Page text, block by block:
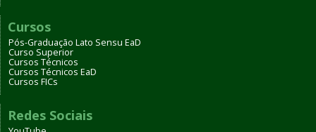
Cursos
Pós-Graduação Lato Sensu EaD
Curso Superior
Cursos Técnicos
Cursos Técnicos EaD
Cursos FICs
Redes Sociais